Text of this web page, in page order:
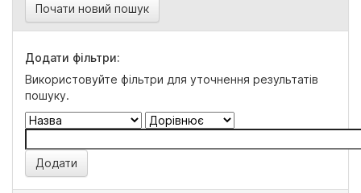
Почати новий пошук
Додати фільтри:
Використовуйте фільтри для уточнення результатів
пошуку.